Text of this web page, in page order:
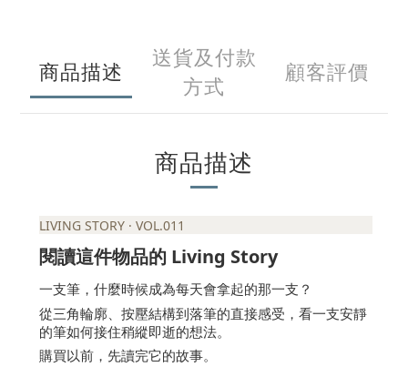
商品描述
送貨及付款
方式
顧客評價
商品描述
LIVING STORY · VOL.011
閱讀這件物品的 Living Story
一支筆，什麼時候成為每天會拿起的那一支？
從三角輪廓、按壓結構到落筆的直接感受，看一支安靜
的筆如何接住稍縱即逝的想法。
購買以前，先讀完它的故事。